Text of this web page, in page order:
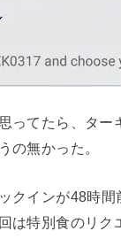
ってたら、ター
の無かった。
クインが48時間
は特別食のリク